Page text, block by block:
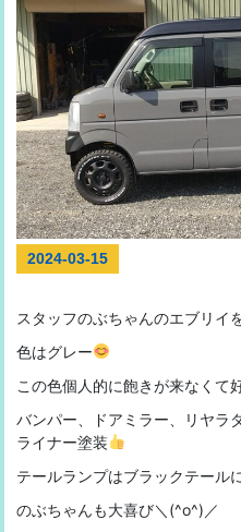
2024-03-15
スタッフのぶちゃんのエブリイ
色はグレー
この色個人的に飽きが来なくて
バンパー、ドアミラー、リヤラ
ライナー塗装
テールランプはブラックテール
のぶちゃんも大喜び＼(^o^)／